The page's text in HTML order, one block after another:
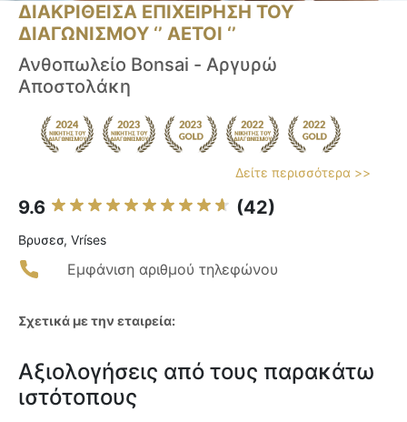
ΔΙΑΚΡΙΘΕΙΣΑ ΕΠΙΧΕΙΡΗΣΗ ΤΟΥ
ΔΙΑΓΩΝΙΣΜΟΥ ‘’ ΑΕΤΟΙ ‘’
Ανθοπωλείο Bonsai - Αργυρώ
Αποστολάκη
Δείτε περισσότερα >>
9.6 (42)
Βρυσεσ, Vríses
Εμφάνιση αριθμού τηλεφώνου
Σχετικά με την εταιρεία:
Αξιολογήσεις από τους παρακάτω
ιστότοπους